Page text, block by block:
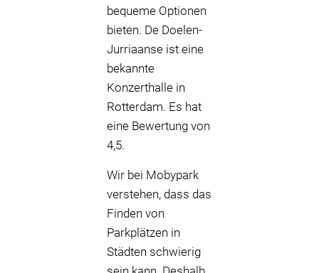
bequeme Optionen
bieten. De Doelen-
Jurriaanse ist eine
bekannte
Konzerthalle in
Rotterdam. Es hat
eine Bewertung von
4,5.
Wir bei Mobypark
verstehen, dass das
Finden von
Parkplätzen in
Städten schwierig